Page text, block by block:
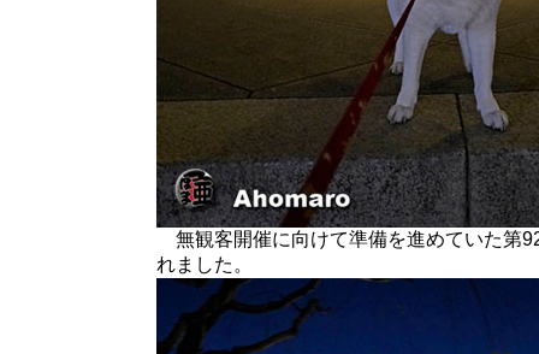
無観客開催に向けて準備を進めていた第
れました。